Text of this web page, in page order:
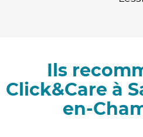
Ils
Click&Care à
en-